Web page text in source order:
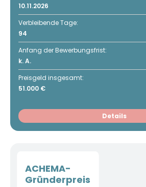
10.11.2026
Verbleibende Tage:
94
Anfang der Bewerbungsfrist:
k. A.
Preisgeld insgesamt:
51.000 €
Details
ACHEMA-
Gründerpreis